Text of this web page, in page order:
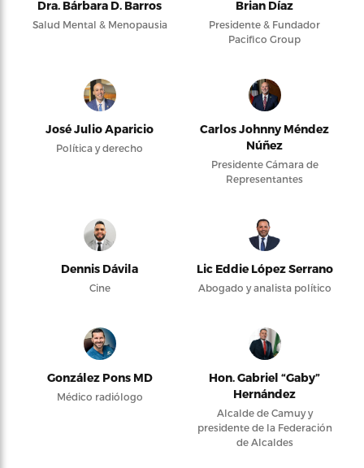
Dra. Bárbara D. Barros
Salud Mental & Menopausia
Brian Díaz
Presidente & Fundador
Pacifico Group
José Julio Aparicio
Política y derecho
Carlos Johnny Méndez
Núñez
Presidente Cámara de
Representantes
Dennis Dávila
Cine
Lic Eddie López Serrano
Abogado y analista político
González Pons MD
Médico radiólogo
Hon. Gabriel “Gaby”
Hernández
Alcalde de Camuy y
presidente de la Federación
de Alcaldes